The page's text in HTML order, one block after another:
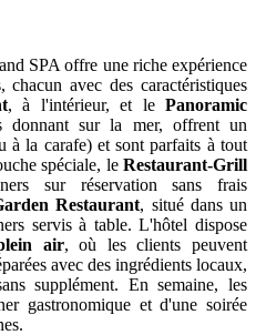
SPA offre une riche expérience
chacun avec des caractéristiques
, à l'intérieur, et le Panoramic
donnant sur la mer, offrent un
à la carafe) et sont parfaits à tout
spéciale, le Restaurant-Grill
sur réservation sans frais
Restaurant, situé dans un
servis à table. L'hôtel dispose
air, où les clients peuvent
avec des ingrédients locaux,
supplément. En semaine, les
gastronomique et d'une soirée